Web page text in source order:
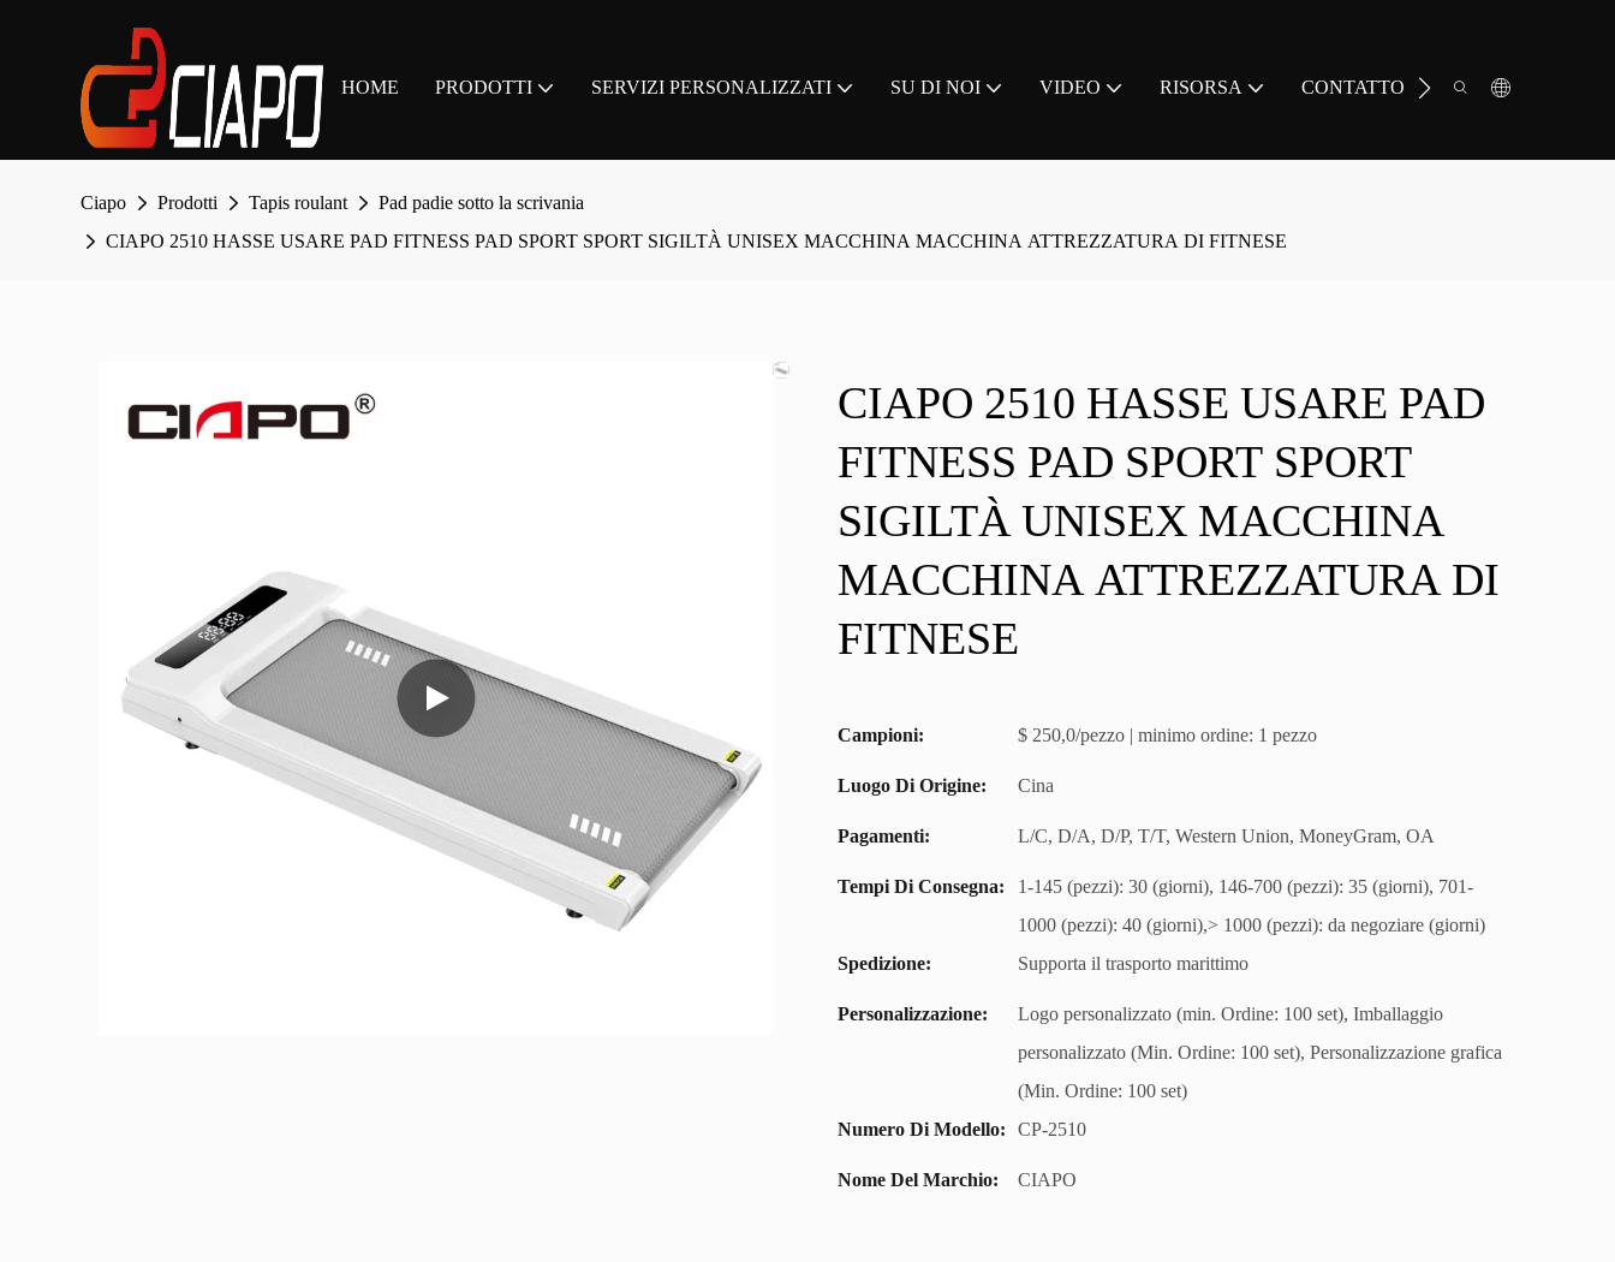
HOME PRODOTTI SERVIZI PERSONALIZZATI SU DI NOI VIDEO RISORSA CONTATTO
Ciapo Prodotti Tapis roulant
Pad padie sotto la scrivania
CIAPO 2510 HASSE USARE PAD FITNESS PAD SPORT SPORT SIGILTÀ UNISEX MACCHINA MACCHINA ATTREZZATURA DI FITNESE
CIAPO 2510 HASSE USARE PAD
FITNESS PAD SPORT SPORT
SIGILTÀ UNISEX MACCHINA
MACCHINA ATTREZZATURA DI
FITNESE
Campioni: $ 250,0/pezzo | minimo ordine: 1 pezzo
Luogo Di Origine: Cina
Pagamenti: L/C, D/A, D/P, T/T, Western Union, MoneyGram, OA
Tempi Di Consegna:
1-145 (pezzi): 30 (giorni), 146-700 (pezzi): 35 (giorni), 701-
1000 (pezzi): 40 (giorni),> 1000 (pezzi): da negoziare (giorni)
Spedizione:
Supporta il trasporto marittimo
Personalizzazione:
Logo personalizzato (min. Ordine: 100 set), Imballaggio
personalizzato (Min. Ordine: 100 set), Personalizzazione grafica
(Min. Ordine: 100 set)
Numero Di Modello: CP-2510
Nome Del Marchio: CIAPO